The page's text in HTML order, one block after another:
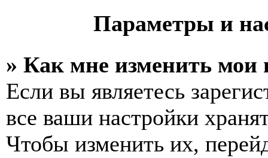
Параметры и
» Как мне изменить мои
Если вы являетесь
все ваши настройки
Чтобы изменить их,